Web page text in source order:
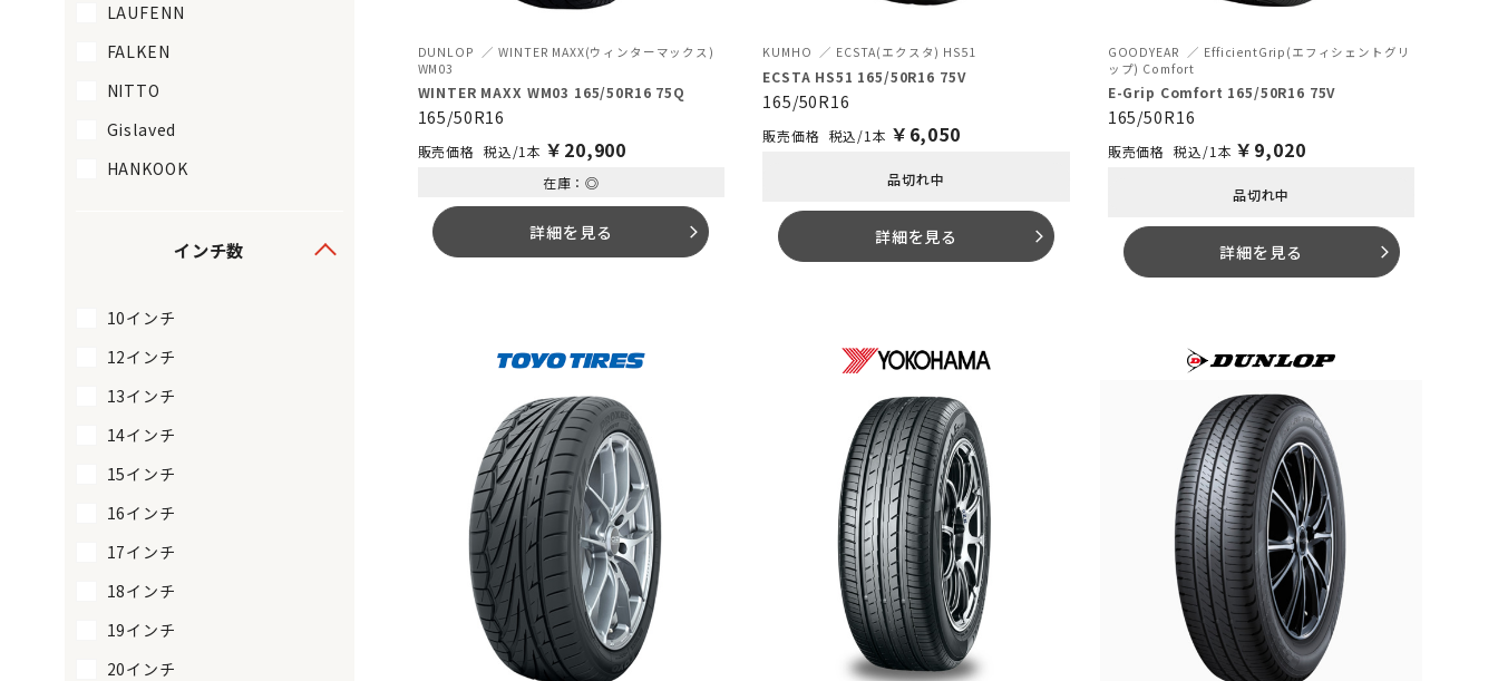
LAUFENN
FALKEN
NITTO
Gislaved
HANKOOK
インチ数
10インチ
12インチ
13インチ
14インチ
15インチ
16インチ
17インチ
18インチ
19インチ
20インチ
DUNLOP
WINTER MAXX(ウィンターマックス)
WM03
WINTER MAXX WM03 165/50R16 75Q
165/50R16
税込/1本 ￥ 20,900
在庫：◎
詳細を見る arrow_forward_ios
KUMHO ECSTA(エクスタ) HS51
ECSTA HS51 165/50R16 75V
165/50R16
税込/1本 ￥ 6,050
品切れ中
詳細を見る arrow_forward_ios
GOODYEAR
EfficientGrip(エフィシェントグリ
ップ) Comfort
E-Grip Comfort 165/50R16 75V
165/50R16
税込/1本 ￥ 9,020
品切れ中
詳細を見る arrow_forward_ios